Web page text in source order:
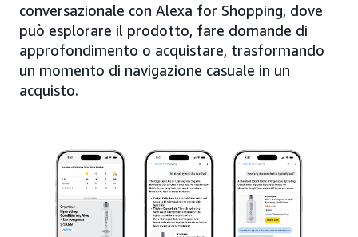
conversazionale con Alexa for Shopping, dove
può esplorare il prodotto, fare domande di
approfondimento o acquistare, trasformando
un momento di navigazione casuale in un
acquisto.